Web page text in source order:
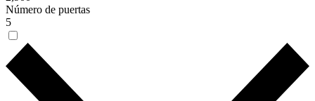
Número de puertas
5